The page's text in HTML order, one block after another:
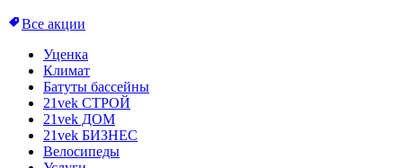
Все акции
Уценка
Климат
Батуты бассейны
21vek СТРОЙ
21vek ДОМ
21vek БИЗНЕС
Велосипеды